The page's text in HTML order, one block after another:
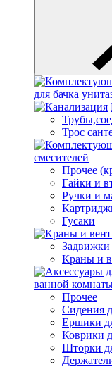
для бачка
Трос
смесителей
Прочее
Гайки и
Ручки и
Гусаки
Задвижки
Краны и
ванной
Прочее
Сидения
Ершики
Коврики
Шторки